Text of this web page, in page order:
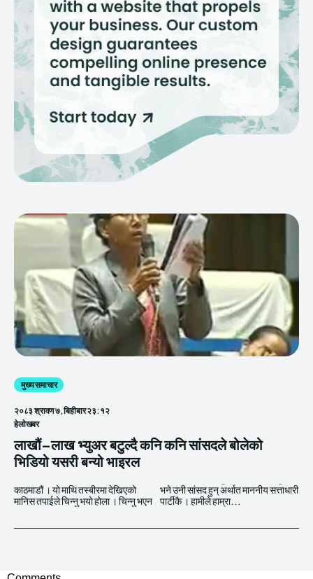
मुख्य समाचार
२०८३ श्रावण ७, बिहीबार २३:१२
हेलाेखबर
लाखौं–लाख भ्युअर बटुल्दै कनि कनि सांसदले बोलेको
भिडियो यसरी बन्यो भाइरल
काठमाडौं । यो माथि तस्बीरमा देखिएको
मानिस तपाईले चिन्नु भयो होला । चिन्नु भएन
भने उनी सांसद हुन् अर्थात माननीय सत्ताधारी
पार्टीकै । हामीले हाम्रा...